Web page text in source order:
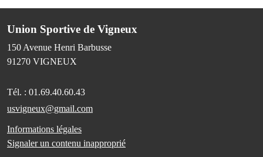
Union Sportive de Vigneux
150 Avenue Henri Barbusse
91270 VIGNEUX
Tél. : 01.69.40.60.43
usvigneux@gmail.com
Informations légales
Signaler un contenu inapproprié